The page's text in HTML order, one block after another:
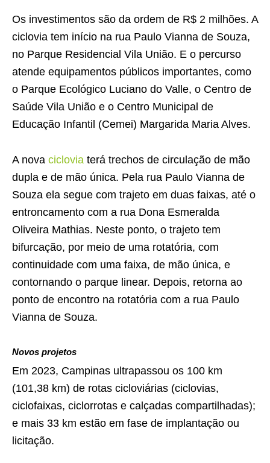
Os investimentos são da ordem de R$ 2 milhões. A
ciclovia tem início na rua Paulo Vianna de Souza,
no Parque Residencial Vila União. E o percurso
atende equipamentos públicos importantes, como
o Parque Ecológico Luciano do Valle, o Centro de
Saúde Vila União e o Centro Municipal de
Educação Infantil (Cemei) Margarida Maria Alves.
A nova ciclovia terá trechos de circulação de mão
dupla e de mão única. Pela rua Paulo Vianna de
Souza ela segue com trajeto em duas faixas, até o
entroncamento com a rua Dona Esmeralda
Oliveira Mathias. Neste ponto, o trajeto tem
bifurcação, por meio de uma rotatória, com
continuidade com uma faixa, de mão única, e
contornando o parque linear. Depois, retorna ao
ponto de encontro na rotatória com a rua Paulo
Vianna de Souza.
Novos projetos
Em 2023, Campinas ultrapassou os 100 km
(101,38 km) de rotas cicloviárias (ciclovias,
ciclofaixas, ciclorrotas e calçadas compartilhadas);
e mais 33 km estão em fase de implantação ou
licitação.